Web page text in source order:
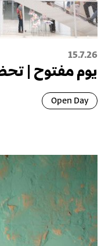
15.7.26
يوم مفتوح |
Open Day